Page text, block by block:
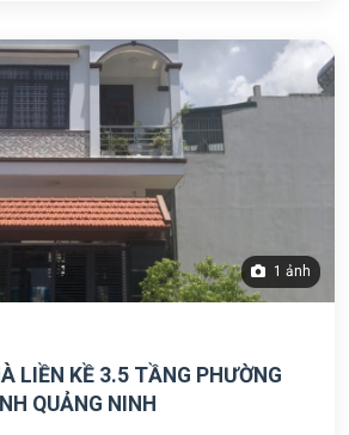
1 ảnh
LIỀN KỀ 3.5 TẦNG PHƯỜNG
QUẢNG NINH